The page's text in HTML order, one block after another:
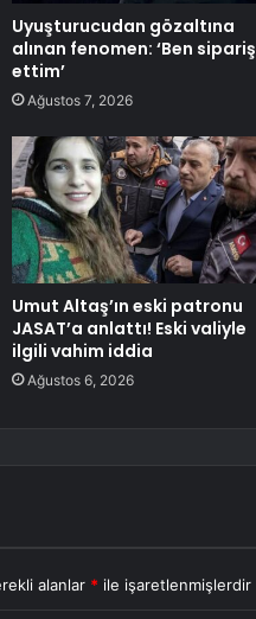
Uyuşturucudan gözaltına
alınan fenomen: ‘Ben sipariş
ettim’
Ağustos 7, 2026
Umut Altaş’ın eski patronu
JASAT’a anlattı! Eski valiyle
ilgili vahim iddia
Ağustos 6, 2026
alanlar * ile işaretlenmişlerdir